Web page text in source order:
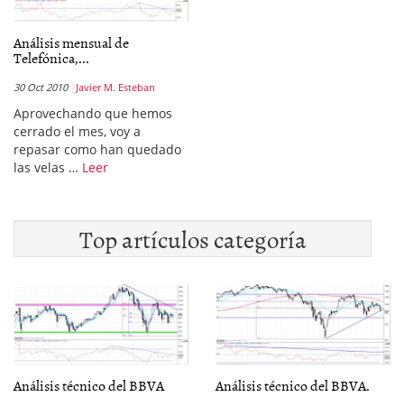
Análisis mensual de
Telefónica,...
30 Oct 2010 Javier M. Esteban
Aprovechando que hemos
cerrado el mes, voy a
repasar como han quedado
las velas … Leer
Top artículos categoría
Análisis técnico del BBVA Análisis técnico del BBVA.